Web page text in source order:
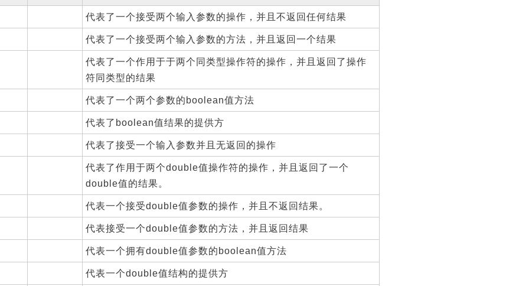
代表了一个接受两个输入参数的操作，并且不返回任何结果
代表了一个接受两个输入参数的方法，并且返回一个结果
代表了一个作用于于两个同类型操作符的操作，并且返回了操作
符同类型的结果
代表了一个两个参数的boolean值方法
代表了boolean值结果的提供方
代表了接受一个输入参数并且无返回的操作
代表了作用于两个double值操作符的操作，并且返回了一个
double值的结果。
代表一个接受double值参数的操作，并且不返回结果。
代表接受一个double值参数的方法，并且返回结果
代表一个拥有double值参数的boolean值方法
代表一个double值结构的提供方